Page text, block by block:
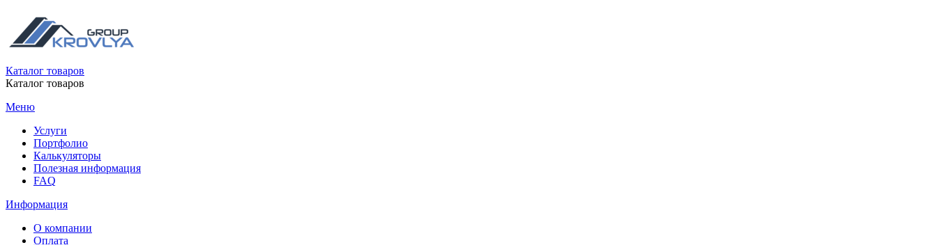
Каталог товаров
Каталог товаров
Меню
Услуги
Портфолио
Калькуляторы
Полезная информация
FAQ
Информация
О компании
Оплата